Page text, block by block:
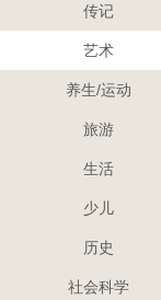
传记
艺术
养生/运动
旅游
生活
少儿
历史
社会科学